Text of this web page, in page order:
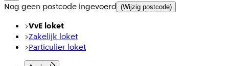
Nog geen postcode ingevoerd (Wijzig postcode)
VvE loket
Zakelijk loket
Particulier loket